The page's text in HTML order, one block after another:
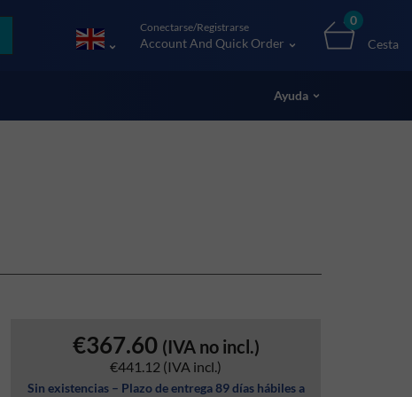
Conectarse/Registrarse
Account And Quick Order
0
Cesta
Ayuda
€367.60 (IVA no incl.)
€441.12 (IVA incl.)
Sin existencias – Plazo de entrega 89 días hábiles a